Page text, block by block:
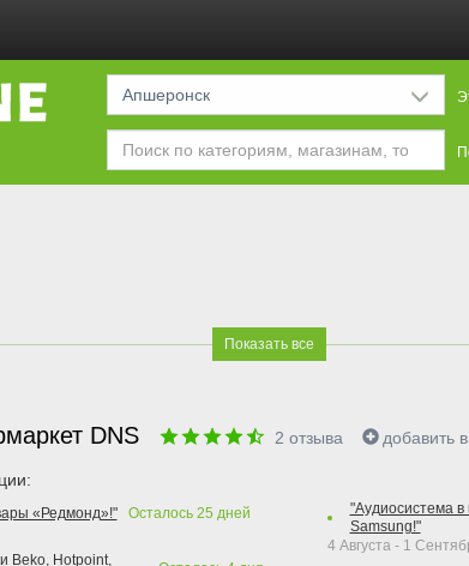
Апшеронск
Показать все
DNS 2 отзыва добавить
«Редмонд»!" Осталось 25 дней
Beko, Hotpoint,
"Аудиосистема в
Samsung!"
4 Августа - 1